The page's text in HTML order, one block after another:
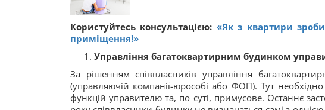
Користуйтесь консультацією: «Як з квартири
приміщення!»
Управління багатоквартирним будинком
За рішенням співвласників управління
(управляючій компанії-юрособі або ФОП). Тут
функцій управителю та, по суті, примусове. Останнє